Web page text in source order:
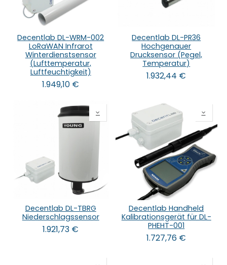
Decentlab DL-WRM-002
LoRaWAN Infrarot
Winterdienstsensor
(Lufttemperatur,
Luftfeuchtigkeit)
1.949,10 €
Decentlab DL-PR36
Hochgenauer
Drucksensor (Pegel,
Temperatur)
1.932,44 €
Decentlab DL-TBRG
Niederschlagssensor
1.921,73 €
Decentlab Handheld
Kalibrationsgerät für DL-
PHEHT-001
1.727,76 €